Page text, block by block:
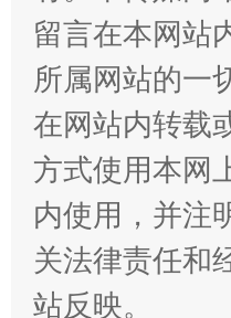
留言在本网站
所属网站的一
在网站内转载
方式使用本网
内使用，并注
关法律责任和
站反映。